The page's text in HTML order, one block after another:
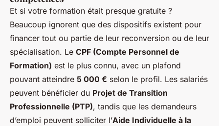
Et si votre formation était presque gratuite ?
Beaucoup ignorent que des dispositifs existent pour
financer tout ou partie de leur reconversion ou de leur
spécialisation. Le CPF (Compte Personnel de
Formation) est le plus connu, avec un plafond
pouvant atteindre 5 000 € selon le profil. Les salariés
peuvent bénéficier du Projet de Transition
Professionnelle (PTP), tandis que les demandeurs
d’emploi peuvent solliciter l’Aide Individuelle à la